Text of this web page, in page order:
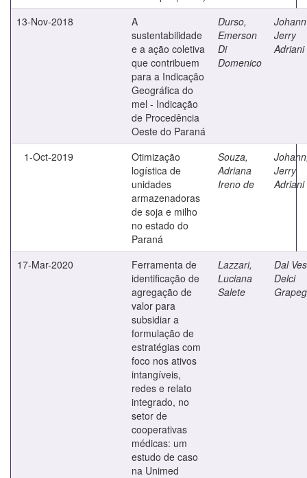
13-Nov-2018
A
sustentabilidade
e a ação coletiva
que contribuem
para a Indicação
Geográfica do
mel - Indicação
de Procedência
Oeste do Paraná
Durso,
Emerson
Di
Domenico
Jerry
Adriani
1-Oct-2019
Otimização
logística de
unidades
armazenadoras
de soja e milho
no estado do
Paraná
Souza,
Adriana
Ireno de
Jerry
Adriani
17-Mar-2020
Ferramenta de
identificação de
agregação de
valor para
subsidiar a
formulação de
estratégias com
foco nos ativos
intangíveis,
redes e relato
integrado, no
setor de
cooperativas
médicas: um
estudo de caso
na Unimed
Lazzari,
Luciana
Salete
Dal
Delci